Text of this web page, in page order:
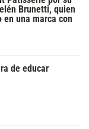
Brunetti, quien
una marca con
de educar